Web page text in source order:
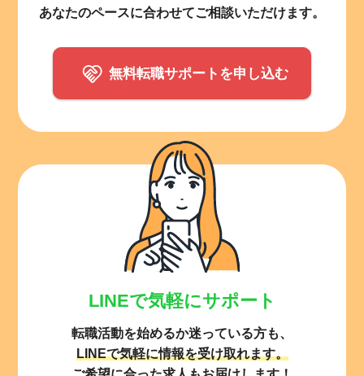
あなたのペースに合わせてご相談いただけます。
無料転職サポートを申し込む
LINEで気軽にサポート
転職活動を始めるか迷っている方も、
LINEで気軽に情報を受け取れます。